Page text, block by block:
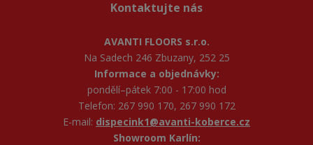
Kontaktujte nás
AVANTI FLOORS s.r.o.
Na Sadech 246 Zbuzany, 252 25
Informace a objednávky:
pondělí–pátek 7:00 - 17:00 hod
Telefon: 267 990 170, 267 990 172
E-mail: dispecink1@avanti-koberce.cz
Showroom Karlín: